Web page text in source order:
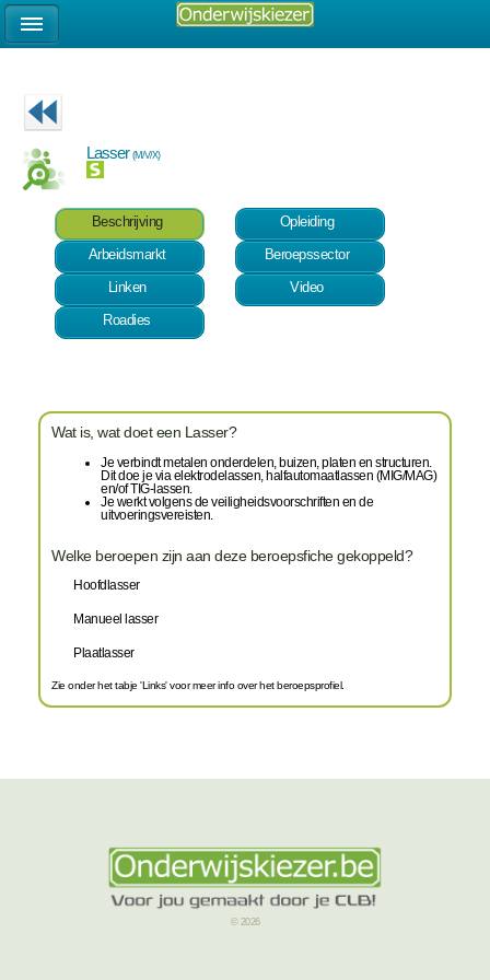
Lasser(M/V/X)
Beschrijving
Opleiding
Arbeidsmarkt
Beroepssector
Linken
Video
Roadies
Wat is, wat doet een Lasser?
Je verbindt metalen onderdelen, buizen, platen en structuren.
Dit doe je via elektrodelassen, halfautomaatlassen (MIG/MAG)
en/of TIG-lassen.
Je werkt volgens de veiligheidsvoorschriften en de
uitvoeringsvereisten.
Welke beroepen zijn aan deze beroepsfiche gekoppeld?
Hoofdlasser
Manueel lasser
Plaatlasser
Zie onder het tabje 'Links' voor meer info over het beroepsprofiel.
© 2026